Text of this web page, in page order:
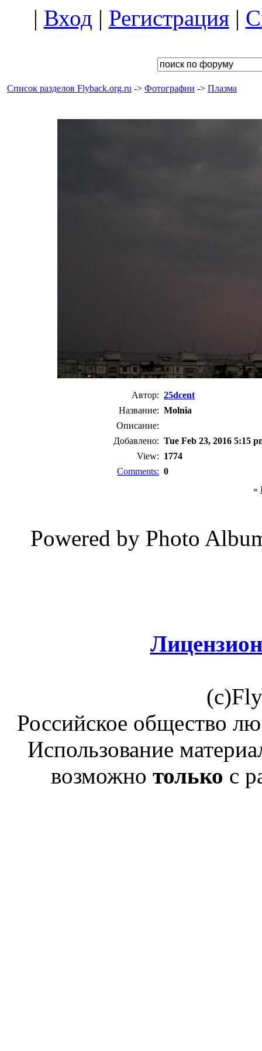
| Вход | Регистрация|
Список разделов Flyback.org.ru -> Фотографии -> Плазма
Автор: 25dcent
Название: Molnia
Описание:
Добавлено: Tue Feb 23, 2016 5:15
View: 1774
Comments: 0
«
Powered by Photo
Российское общество
Использование
возможно только с